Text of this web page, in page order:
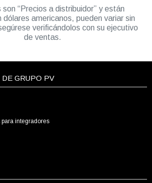
son “Precios a distribuidor” y están
dólares americanos, pueden variar sin
verificándolos con su ejecutivo
de ventas.
GRUPO PV
integradores